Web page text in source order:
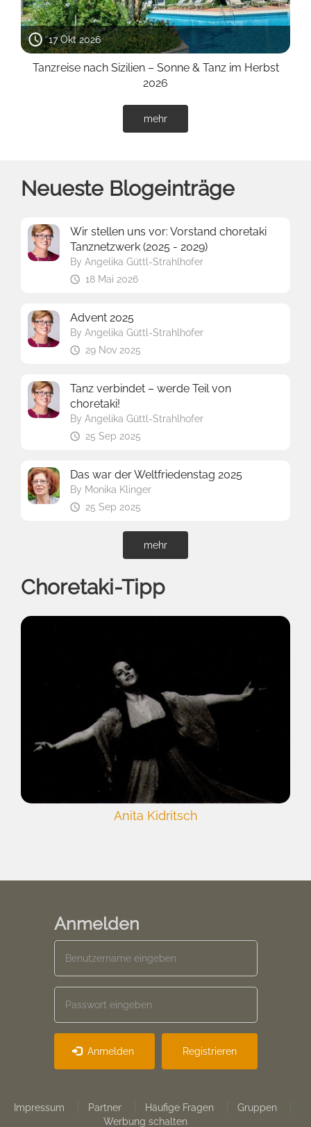
17 Okt 2026
Tanzreise nach Sizilien – Sonne & Tanz im Herbst
2026
mehr
Neueste Blogeinträge
Wir stellen uns vor: Vorstand choretaki
Tanznetzwerk (2025 - 2029)
ByAngelika Güttl-Strahlhofer
18 Mai 2026
Advent 2025
ByAngelika Güttl-Strahlhofer
29 Nov 2025
Tanz verbindet – werde Teil von
choretaki!
ByAngelika Güttl-Strahlhofer
25 Sep 2025
Das war der Weltfriedenstag 2025
By Monika Klinger
25 Sep 2025
mehr
Choretaki-Tipp
Anita Kidritsch
Anmelden
Anmelden Registrieren
Footer
Impressum Partner Häufige Fragen
Gruppen
Werbung schalten